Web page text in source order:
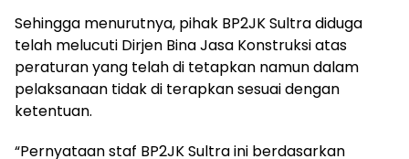
Sehingga menurutnya, pihak BP2JK Sultra diduga
telah melucuti Dirjen Bina Jasa Konstruksi atas
peraturan yang telah di tetapkan namun dalam
pelaksanaan tidak di terapkan sesuai dengan
ketentuan.
“Pernyataan staf BP2JK Sultra ini berdasarkan